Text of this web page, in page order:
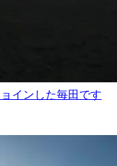
インした毎田です